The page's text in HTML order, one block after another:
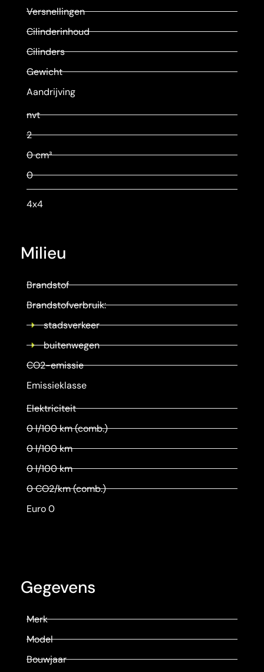
Versnellingen
Cilinderinhoud
Cilinders
Gewicht
Aandrijving
nvt
2
0 cm³
0
4x4
Milieu
Brandstof
Brandstofverbruik:
stadsverkeer
buitenwegen
CO2-emissie
Emissieklasse
Elektriciteit
0 l/100 km (comb.)
0 l/100 km
0 l/100 km
0 CO2/km (comb.)
Euro 0
Gegevens
Merk
Model
Bouwjaar